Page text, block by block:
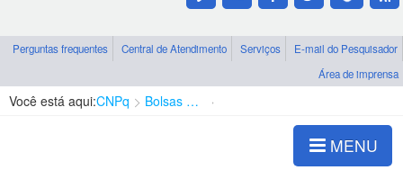
Perguntas frequentes Central de Atendimento Serviços
E-mail do Pesquisador
Área de imprensa
Você está aqui:CNPq Bolsas e Auxílios Vigentes
MENU